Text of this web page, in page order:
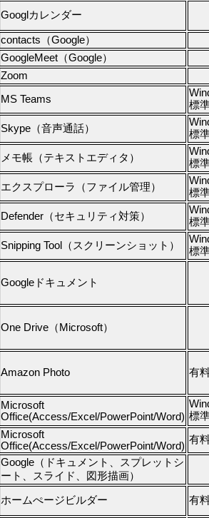
Googlカレンダー
contacts（Google）
GoogleMeet（Google）
Zoom
MS Teams
標
Skype（音声通話）
標
メモ帳（テキストエディタ）
標
エクスプローラ（ファイル管理）
標
Defender（セキュリティ対策）
標
Snipping Tool（スクリーンショット）
標
Googleドキュメント
One Drive（Microsoft）
Amazon Photo 有
Microsoft
Office(Access/Excel/PowerPoint/Word) 標
Microsoft
Office(Access/Excel/PowerPoint/Word)
有
Google（ドキュメント、スプレットシ
ート、スライド、図形描画）
ホームぺージビルダー 有